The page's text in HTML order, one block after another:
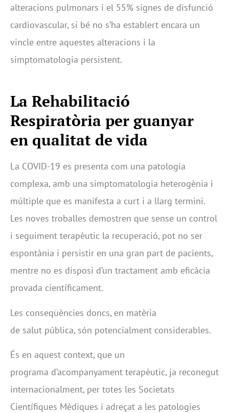
alteracions pulmonars i el 55% signes de disfunció
cardiovascular, si bé no s’ha establert encara un
vincle entre aquestes alteracions i la
simptomatologia persistent.
La Rehabilitació
Respiratòria per guanyar
en qualitat de vida
La COVID-19 es presenta com una patologia
complexa, amb una simptomatologia heterogènia i
múltiple que es manifesta a curt i a llarg termini.
Les noves troballes demostren que sense un control
i seguiment terapèutic la recuperació, pot no ser
espontània i persistir en una gran part de pacients,
mentre no es disposi d’un tractament amb eficàcia
provada científicament.
Les conseqüències doncs, en matèria
de salut pública, són potencialment considerables.
És en aquest context, que un
programa d’acompanyament terapèutic, ja reconegut
internacionalment, per totes les Societats
Científiques Mèdiques i adreçat a les patologies